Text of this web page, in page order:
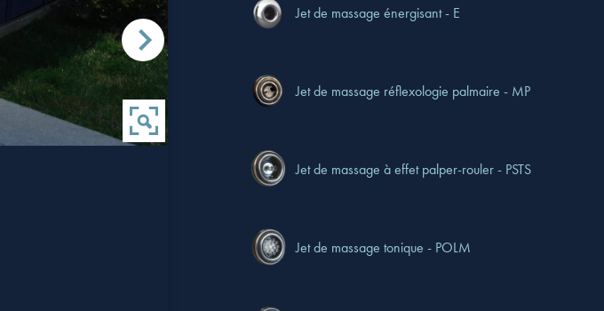
Jet de massage énergisant - E
Jet de massage réflexologie palmaire - MP
Jet de massage à effet palper-rouler - PSTS
Jet de massage tonique - POLM